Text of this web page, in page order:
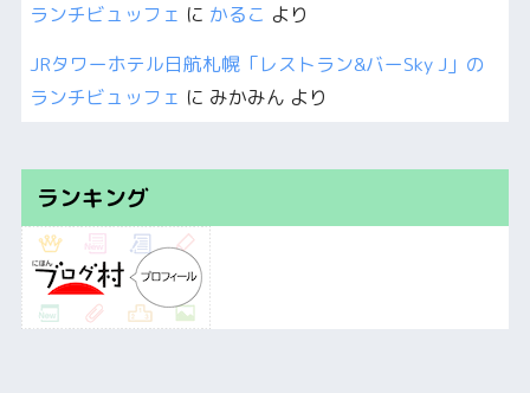
ランチビュッフェ に かるこ より
JRタワーホテル日航札幌「レストラン&バーSky J」の
ランチビュッフェ に みかみん より
ランキング